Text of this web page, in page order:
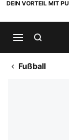
DEIN VORTEIL MIT
Fußball